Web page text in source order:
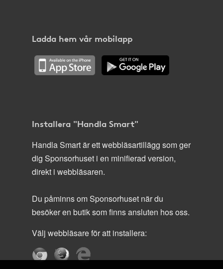
Ladda hem vår mobilapp
Installera "Handla Smart"
Handla Smart är ett webbläsartillägg som ger
dig Sponsorhuset i en minifierad version,
direkt i webbläsaren.
Du påminns om Sponsorhuset när du
besöker en butik som finns ansluten hos oss.
Välj webbläsare för att installera: